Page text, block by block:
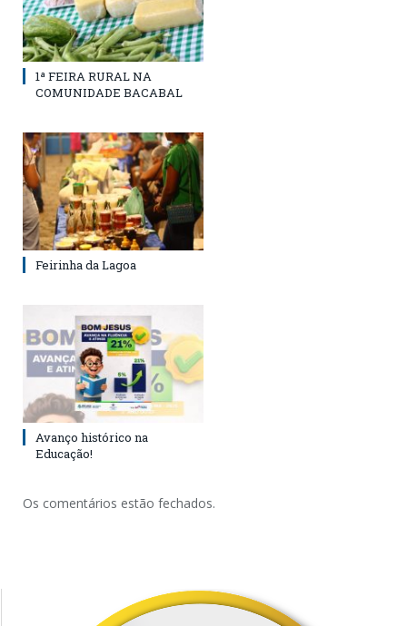
1ª FEIRA RURAL NA
COMUNIDADE BACABAL
Feirinha da Lagoa
Avanço histórico na
Educação!
Os comentários estão fechados.